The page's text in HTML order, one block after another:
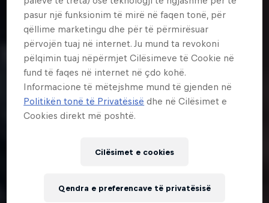
pasur një funksionim të mirë në faqen tonë, për
qëllime marketingu dhe për të përmirësuar
përvojën tuaj në internet. Ju mund ta revokoni
pëlqimin tuaj nëpërmjet Cilësimeve të Cookie në
fund të faqes në internet në çdo kohë.
Informacione të mëtejshme mund të gjenden në
Politikën tonë të Privatësisë dhe në Cilësimet e
Cookies direkt më poshtë.
Cilësimet e cookies
Qendra e preferencave të privatësisë